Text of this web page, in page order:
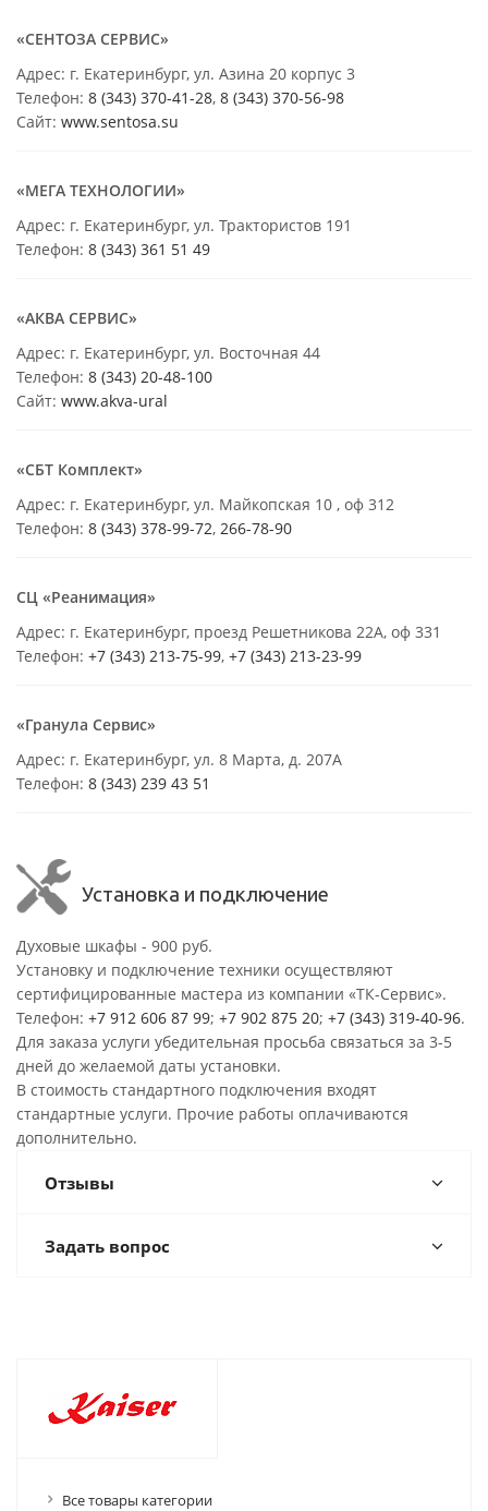
«СЕНТОЗА СЕРВИС»
Адрес: г. Екатеринбург, ул. Азина 20 корпус 3
Телефон: 8 (343) 370-41-28, 8 (343) 370-56-98
Сайт: www.sentosa.su
«МЕГА ТЕХНОЛОГИИ»
Адрес: г. Екатеринбург, ул. Трактористов 191
Телефон: 8 (343) 361 51 49
«АКВА СЕРВИС»
Адрес: г. Екатеринбург, ул. Восточная 44
Телефон: 8 (343) 20-48-100
Сайт: www.akva-ural
«СБТ Комплект»
Адрес: г. Екатеринбург, ул. Майкопская 10 , оф 312
Телефон: 8 (343) 378-99-72, 266-78-90
СЦ «Реанимация»
Адрес: г. Екатеринбург, проезд Решетникова 22А, оф 331
Телефон: +7 (343) 213-75-99, +7 (343) 213-23-99
«Гранула Сервис»
Адрес: г. Екатеринбург, ул. 8 Марта, д. 207А
Телефон: 8 (343) 239 43 51
Установка и подключение
Духовые шкафы - 900 руб.
Установку и подключение техники осуществляют
сертифицированные мастера из компании «ТК-Сервис».
Телефон: +7 912 606 87 99; +7 902 875 20; +7 (343) 319-40-96.
Для заказа услуги убедительная просьба связаться за 3-5
дней до желаемой даты установки.
В стоимость стандартного подключения входят
стандартные услуги. Прочие работы оплачиваются
дополнительно.
Отзывы
Задать вопрос
Все товары категории